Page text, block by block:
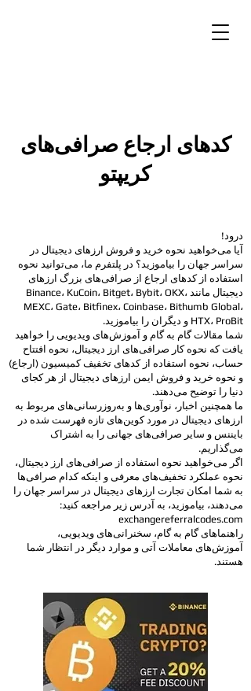
کدهای ارجاع صرافی‌های
کریپتو
درود!
آیا می‌خواهید نحوه خرید و فروش ارزهای دیجیتال در
سراسر جهان را بیاموزید؟ در پلتفرم ما، می‌توانید نحوه
استفاده از کدهای ارجاع از صرافی‌های بزرگ ارزهای
دیجیتال مانند Binance، KuCoin، Bitget، Bybit، OKX،
MEXC، Gate، Bitfinex، Coinbase، Bithumb Global،
HTX، ProBit و دیگران را بیاموزید.
شما مقالات گام به گام و آموزش‌های ویدیویی را خواهید
یافت که نحوه کار صرافی‌های ارز دیجیتال، نحوه افتتاح
حساب، نحوه استفاده از کدهای تخفیف کمیسیون (ارجاع)
و نحوه خرید و فروش ایمن ارزهای دیجیتال از هر کجای
دنیا را توضیح می‌دهند.
ما همچنین اخبار، نوآوری‌ها و به‌روزرسانی‌های مربوط به
ارزهای دیجیتال در مورد کوین‌های تازه فهرست شده در
بایننس و سایر صرافی‌های جهانی را به اشتراک
می‌گذاریم.
اگر می‌خواهید نحوه استفاده از صرافی‌های ارز دیجیتال،
نحوه عملکرد تخفیف‌های معرفی و اینکه کدام صرافی‌ها
به شما امکان تجارت ارزهای دیجیتال در سراسر جهان را
می‌دهند، بیاموزید، به آدرس زیر مراجعه کنید:
exchangereferralcodes.com
راهنماهای گام به گام، سخنرانی‌های ویدیویی،
آموزش‌های معاملات آتی و موارد دیگر در انتظار شما
هستند.